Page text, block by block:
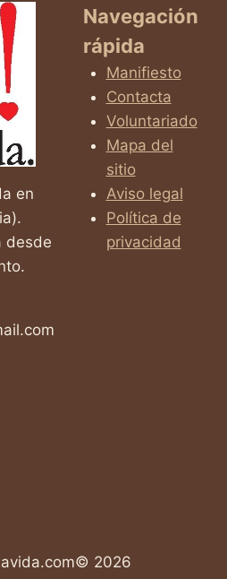
en
desde
Navegación
rápida
Manifiesto
Contacta
Voluntariado
Mapa del
sitio
Aviso legal
Política de
privacidad
2026